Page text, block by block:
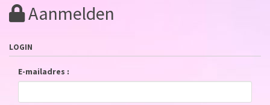
Aanmelden
LOGIN
E-mailadres :